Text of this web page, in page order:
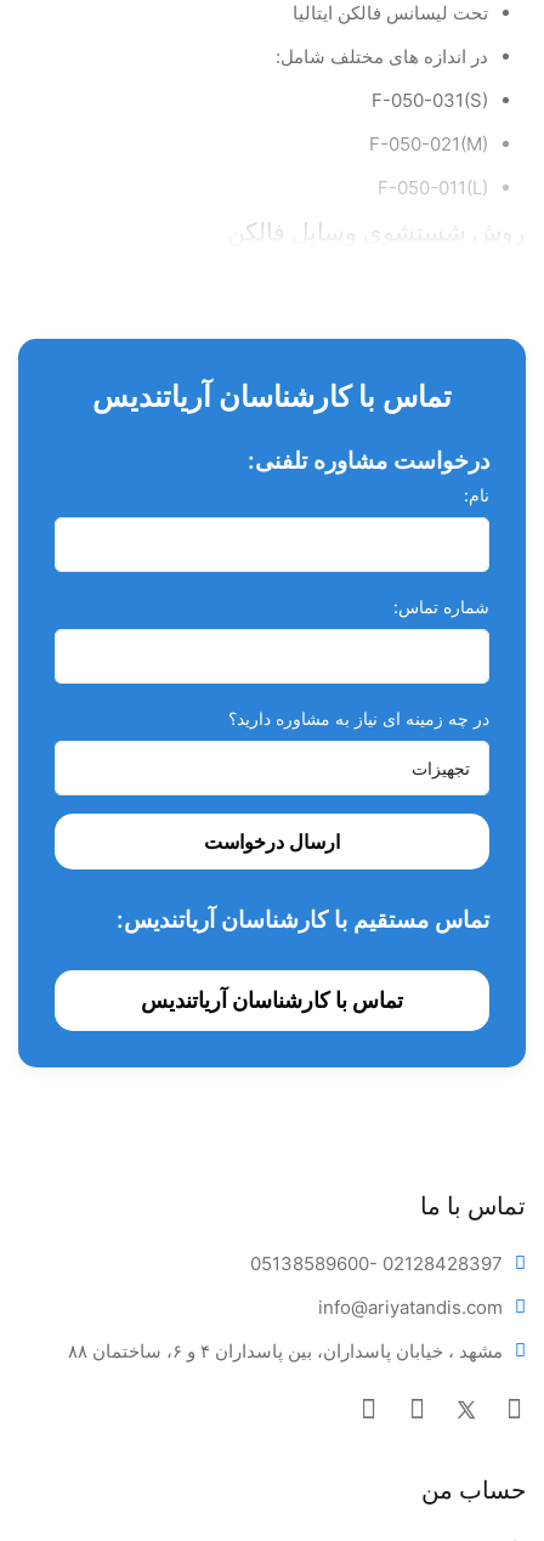
تحت لیسانس فالکن ایتالیا
در اندازه های مختلف شامل:
F-050-031(S)
F-050-021(M)
F-050-011(L)
روش شستشوی وسایل فالکن
شوند . تمامی لوازم آلوده به خون را بلافاصله پس از استفاده با آب
سرد بشویید. زیرا خون پس از مدتی منعقد و شستن و پاک کردن آن
مشکل می گردد . از طرفی ممکن است میکروارگانیسم موجود در
خون در هنگام استریلیزاسیون زنده باقی بماند. در مرحله بعد ابزارها
را در محلول ضدعفونی غوطه ور کرده و داخل دستگاه اولتراسونیک
قرار دهید . بعد از این مرحله برای بار دوم شستشوی دستی انجام
داخل دستگاه اتوکلاو قرار دهید. ابزار را بیش از اندازه در محلول ضد
را کف ظرف قرار دهید ، برای جلوگیری از انتقال خوردگی و زنگ
زدگی ابزار های معیوب را جداسازی کرده و هرگونه قفل و بسته ابزار
را رها سازید.
تماس با کارشناسان آریاتندیس
درخواست مشاوره تلفنی:
نام:
شماره تماس:
در چه زمینه ای نیاز به مشاوره دارید؟
ارسال درخواست
تماس مستقیم با کارشناسان آریاتندیس:
تماس با کارشناسان آریاتندیس
تماس با ما
05138589600- 02128428397
info@ariyatandis.com
مشهد ، خیابان پاسداران، بین پاسداران ۴ و ۶، ساختمان ۸۸
حساب من